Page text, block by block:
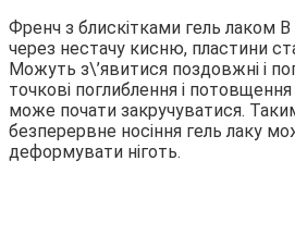
Френч з блискітками гель лаком
через нестачу кисню, пластини
Можуть з\’явитися поздовжні і
точкові поглиблення і потовщення
може почати закручуватися.
безперервне носіння гель лаку
деформувати ніготь.